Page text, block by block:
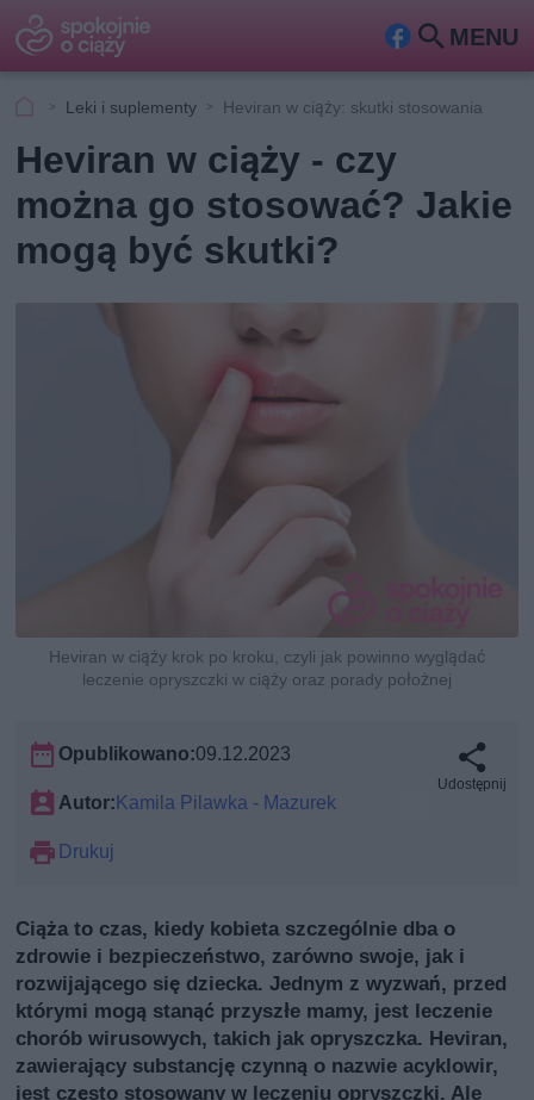
MENU
Fa
ook
Szu
Leki i suplementy Heviran w ciąży: skutki stosowania
Heviran w ciąży - czy
można go stosować? Jakie
mogą być skutki?
Heviran w ciąży krok po kroku, czyli jak powinno wyglądać
leczenie opryszczki w ciąży oraz porady położnej
Opublikowano:09.12.2023
Autor:Kamila Pilawka - Mazurek
Drukuj
Udostępnij
Ciąża to czas, kiedy kobieta szczególnie dba o
zdrowie i bezpieczeństwo, zarówno swoje, jak i
rozwijającego się dziecka. Jednym z wyzwań, przed
którymi mogą stanąć przyszłe mamy, jest leczenie
chorób wirusowych, takich jak opryszczka. Heviran,
zawierający substancję czynną o nazwie acyklowir,
jest często stosowany w leczeniu opryszczki. Ale